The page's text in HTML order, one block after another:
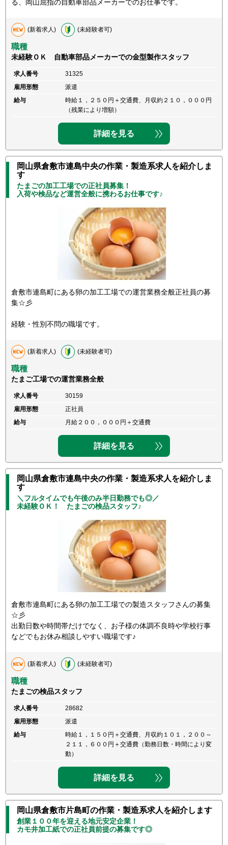
る、岡山屈指の自動車部品メーカーでのお仕事です。
(新着求人) (未経験者可)
職種
未経験ＯＫ 自動車部品メーカーでの金型製作スタッフ
求人番号
31325
雇用形態
派遣
給与
時給１，２５０円＋交通費、月収約２１０，０００円
（残業により増額）
詳細を見る
岡山県倉敷市連島中央の作業・製造系求人を紹介しま
す
たまごの加工工場での正社員募集！
入荷や検品など運営全般に携わるお仕事です♪
倉敷市連島町にある卵の加工工場での運営業務全般正社員の募
集☆彡
経験・性別不問の職場です。
(新着求人) (未経験者可)
職種
たまご工場での運営業務全般
求人番号
30159
雇用形態
正社員
給与
月給２００，０００円＋交通費
詳細を見る
岡山県倉敷市連島中央の作業・製造系求人を紹介しま
す
＼フルタイムでも午後のみ半日勤務でも◎／
未経験ＯＫ！ たまごの検品スタッフ♪
倉敷市連島町にある卵の加工工場での製造スタッフさんの募集
☆彡
出勤日数や時間帯だけでなく、お子様の体調不良時や学校行事
などでもお休み相談しやすい職場です♪
(新着求人) (未経験者可)
職種
たまごの検品スタッフ
求人番号
28682
雇用形態
派遣
給与
時給１，１５０円＋交通費、月収約１０１，２００～
２１１，６００円＋交通費（勤務日数・時間により変
動）
詳細を見る
岡山県倉敷市片島町の作業・製造系求人を紹介します
創業１００年を迎える地元安定企業！
カモ井加工紙での正社員前提の募集です◎